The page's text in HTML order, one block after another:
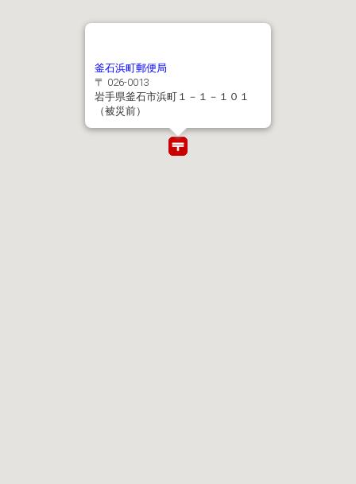
釜石浜町郵便局
〒 026-0013
岩手県釜石市浜町１－１－１０１
（被災前）